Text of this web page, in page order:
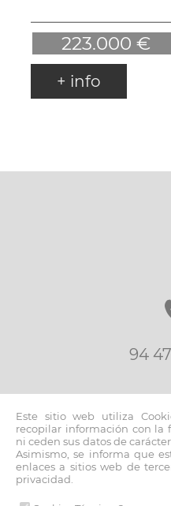
223.000 €
+ info
94
Este sitio web utiliza
recopilar información con la
ni ceden sus datos de
Asimismo, se informa que
enlaces a sitios web de
privacidad.